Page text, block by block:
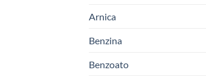
Arnica
Benzina
Benzoato